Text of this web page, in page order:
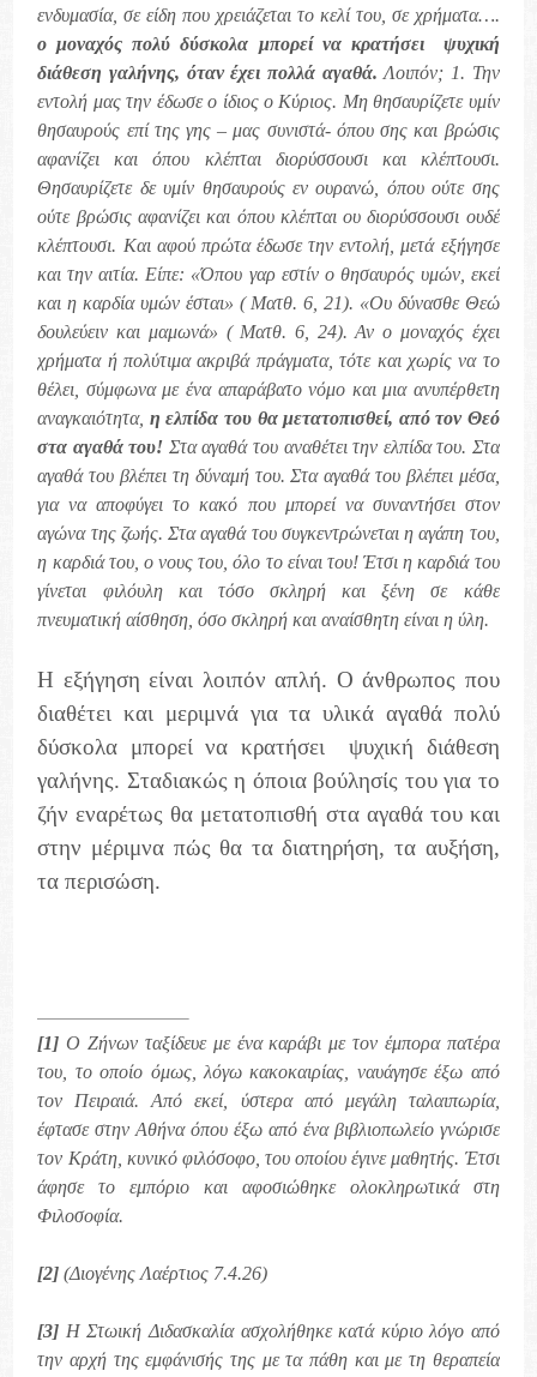
ενδυμασία, σε είδη που χρειάζεται το κελί του, σε χρήματα….
ο μοναχός πολύ δύσκολα μπορεί να κρατήσει
ψυχική
διάθεση γαλήνης, όταν έχει πολλά αγαθά. Λοιπόν; 1. Την
εντολή μας την έδωσε ο ίδιος ο Κύριος. Μη θησαυρίζετε υμίν
θησαυρούς επί της γης – μας συνιστά- όπου σης και βρώσις
αφανίζει και όπου κλέπται διορύσσουσι και κλέπτουσι.
Θησαυρίζετε δε υμίν θησαυρούς εν ουρανώ, όπου ούτε σης
ούτε βρώσις αφανίζει και όπου κλέπται ου διορύσσουσι ουδέ
κλέπτουσι. Και αφού πρώτα έδωσε την εντολή, μετά εξήγησε
και την αιτία. Είπε: «Όπου γαρ εστίν ο θησαυρός υμών, εκεί
και η καρδία υμών έσται» ( Ματθ. 6, 21). «Ου δύνασθε Θεώ
δουλεύειν και μαμωνά» ( Ματθ. 6, 24). Αν ο μοναχός έχει
χρήματα ή πολύτιμα ακριβά πράγματα, τότε και χωρίς να το
θέλει, σύμφωνα με ένα απαράβατο νόμο και μια ανυπέρθετη
αναγκαιότητα, η ελπίδα του θα μετατοπισθεί, από τον Θεό
στα αγαθά του! Στα αγαθά του αναθέτει την ελπίδα του. Στα
αγαθά του βλέπει τη δύναμή του. Στα αγαθά του βλέπει μέσα,
για να αποφύγει το κακό που μπορεί να συναντήσει στον
αγώνα της ζωής. Στα αγαθά του συγκεντρώνεται η αγάπη του,
η καρδιά του, ο νους του, όλο το είναι του! Έτσι η καρδιά του
γίνεται φιλόυλη και τόσο σκληρή και ξένη σε κάθε
πνευματική αίσθηση, όσο σκληρή και αναίσθητη είναι η ύλη.
Η εξήγηση είναι λοιπόν απλή. Ο άνθρωπος που
διαθέτει και μεριμνά για τα υλικά αγαθά πολύ
δύσκολα μπορεί να κρατήσει
ψυχική διάθεση
γαλήνης. Σταδιακώς η όποια βούλησίς του για το
ζήν εναρέτως θα μετατοπισθή στα αγαθά του και
στην μέριμνα πώς θα τα διατηρήση, τα αυξήση,
τα περισώση.
[1] Ο Ζήνων ταξίδευε με ένα καράβι με τον έμπορα πατέρα
του, το οποίο όμως, λόγω κακοκαιρίας, ναυάγησε έξω από
τον Πειραιά. Από εκεί, ύστερα από μεγάλη ταλαιπωρία,
έφτασε στην Αθήνα όπου έξω από ένα βιβλιοπωλείο γνώρισε
τον Κράτη, κυνικό φιλόσοφο, του οποίου έγινε μαθητής. Έτσι
άφησε το εμπόριο και αφοσιώθηκε ολοκληρωτικά στη
Φιλοσοφία.
[2] (Διογένης Λαέρτιος 7.4.26)
[3] Η Στωική Διδασκαλία ασχολήθηκε κατά κύριο λόγο από
την αρχή της εμφάνισής της με τα πάθη και με τη θεραπεία